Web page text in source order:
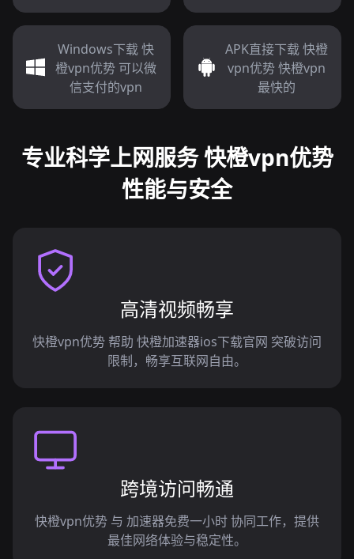
Windows下载 快
橙vpn优势 可以微
信支付的vpn
APK直接下载 快橙
vpn优势 快橙vpn
最快的
专业科学上网服务 快橙vpn优势
性能与安全
高清视频畅享
快橙vpn优势 帮助 快橙加速器ios下载官网 突破访问
限制，畅享互联网自由。
跨境访问畅通
快橙vpn优势 与 加速器免费一小时 协同工作，提供
最佳网络体验与稳定性。